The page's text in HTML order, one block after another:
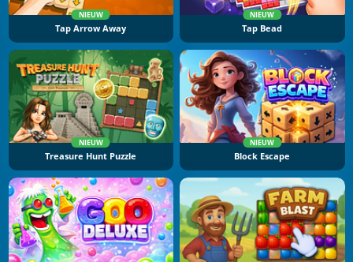
NIEUW
Tap Arrow Away
NIEUW
Tap Bead
NIEUW
Treasure Hunt Puzzle
NIEUW
Block Escape